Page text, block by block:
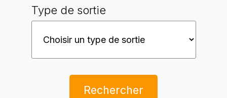
Type de sortie
Rechercher